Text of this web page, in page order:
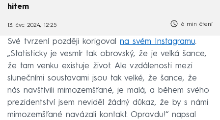
hitem
13. čvc 2024, 12:25 6 min čtení
Své tvrzení později korigoval na svém Instagramu.
„Statisticky je vesmír tak obrovský, že je velká šance,
že tam venku existuje život. Ale vzdálenosti mezi
slunečními soustavami jsou tak velké, že šance, že
nás navštívili mimozemšťané, je malá, a během svého
prezidentství jsem neviděl žádný důkaz, že by s námi
mimozemšťané navázali kontakt. Opravdu!“ napsal